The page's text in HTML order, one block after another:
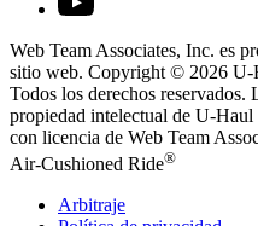
Web Team Associates, Inc. es
sitio web. Copyright © 2026 U-
Todos los derechos reservados.
propiedad intelectual de U-Haul
con licencia de Web Team
Air-Cushioned Ride®
Arbitraje